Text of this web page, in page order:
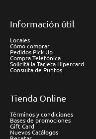
Información útil
Locales
Cómo comprar
Pedidos Pick Up
Compra Telefónica
Solicitá la Tarjeta Hipercard
Consulta de Puntos
Tienda Online
Términos y condiciones
Bases de promociones
Gift Card
Nuevos Catálogos